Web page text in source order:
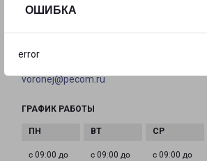
ОШИБКА
error
+7 (473) 205-91-00
voronej@pecom.ru
ГРАФИК РАБОТЫ
с 09:00 до
с 09:00 до
с 09:00 до